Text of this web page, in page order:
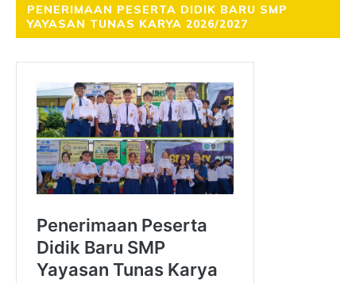
PENERIMAAN PESERTA DIDIK BARU SMP
YAYASAN TUNAS KARYA 2026/2027